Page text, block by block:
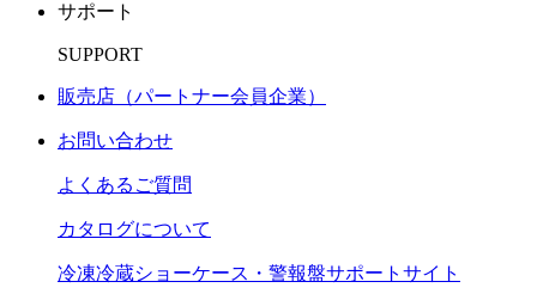
サポート
SUPPORT
販売店（パートナー会員企業）
お問い合わせ
よくあるご質問
カタログについて
冷凍冷蔵ショーケース・警報盤サポートサイト